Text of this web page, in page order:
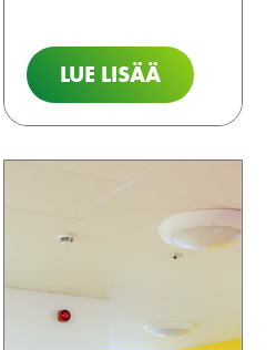
LUE LISÄÄ